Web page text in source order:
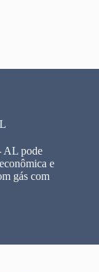
AL pode
e
gás com